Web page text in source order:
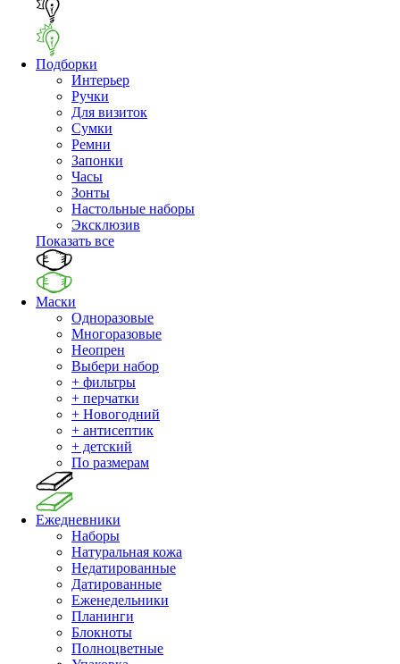
Подборки
Интерьер
Ручки
Для визиток
Сумки
Ремни
Запонки
Часы
Зонты
Настольные наборы
Эксклюзив
Показать все
Маски
Одноразовые
Многоразовые
Неопрен
Выбери набор
+ фильтры
+ перчатки
+ Новогодний
+ антисептик
+ детский
По размерам
Ежедневники
Наборы
Натуральная кожа
Недатированные
Датированные
Еженедельники
Планинги
Блокноты
Полноцветные